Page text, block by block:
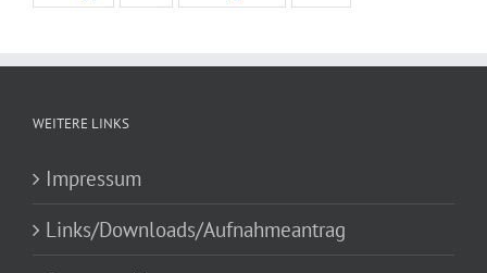
WEITERE LINKS
Impressum
Links/Downloads/Aufnahmeantrag